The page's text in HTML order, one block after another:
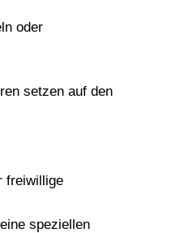
oder
setzen auf den
freiwillige
speziellen